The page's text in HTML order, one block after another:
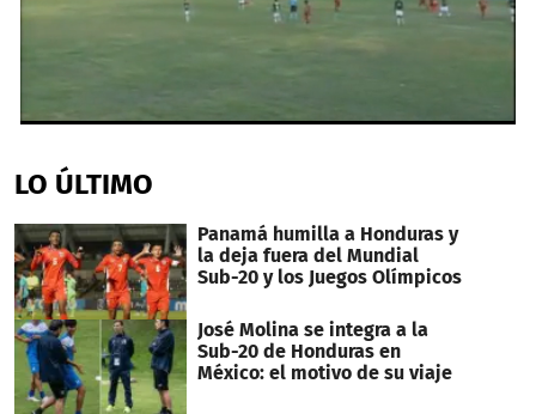
of
40
LO ÚLTIMO
Panamá humilla a Honduras y
la deja fuera del Mundial
Sub-20 y los Juegos Olímpicos
José Molina se integra a la
Sub-20 de Honduras en
México: el motivo de su viaje